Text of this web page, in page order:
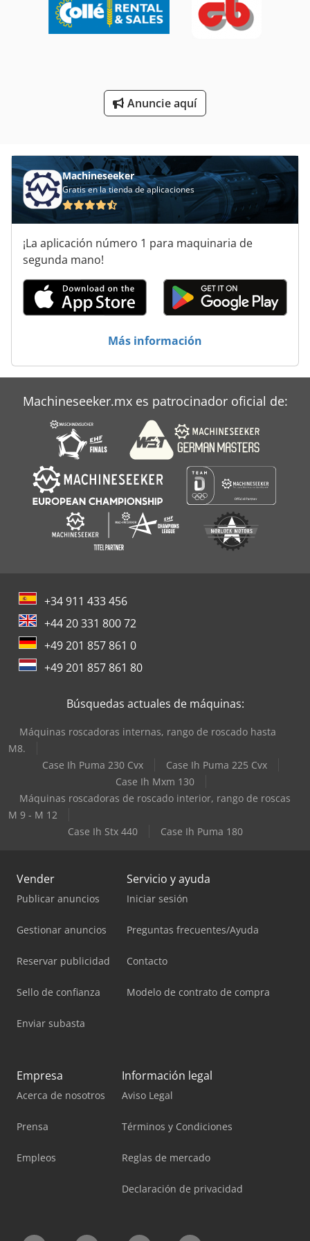
Tablón De
Unidad Del Eje De
Anuncie aquí
Machineseeker
Gratis en la tienda de aplicaciones
¡La aplicación número 1 para maquinaria de
segunda mano!
Más información
Machineseeker.mx es patrocinador oficial de:
+34 911 433 456
+44 20 331 800 72
+49 201 857 861 0
+49 201 857 861 80
Búsquedas actuales de máquinas:
Máquinas roscadoras internas, rango de roscado hasta
M8.
Case Ih Puma 230 Cvx
Case Ih Puma 225 Cvx
Case Ih Mxm 130
Máquinas roscadoras de roscado interior, rango de roscas
M 9 - M 12
Case Ih Stx 440
Case Ih Puma 180
Vender
Publicar anuncios
Gestionar anuncios
Reservar publicidad
Sello de confianza
Enviar subasta
Servicio y ayuda
Iniciar sesión
Preguntas frecuentes/Ayuda
Contacto
Modelo de contrato de compra
Empresa
Acerca de nosotros
Prensa
Empleos
Información legal
Aviso Legal
Términos y Condiciones
Reglas de mercado
Declaración de privacidad